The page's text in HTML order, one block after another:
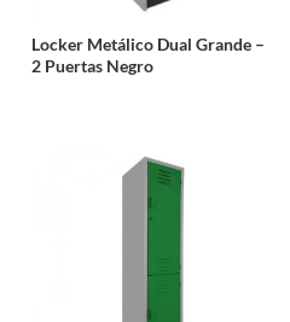
Locker Metálico Dual Grande –
2 Puertas Negro